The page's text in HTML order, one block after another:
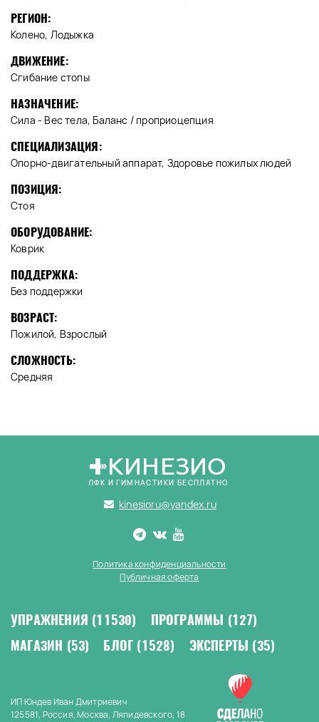
РЕГИОН:
Колено, Лодыжка
ДВИЖЕНИЕ:
Сгибание стопы
НАЗНАЧЕНИЕ:
Сила - Вес тела, Баланс / проприоцепция
СПЕЦИАЛИЗАЦИЯ:
Опорно-двигательный аппарат, Здоровье пожилых людей
ПОЗИЦИЯ:
Стоя
ОБОРУДОВАНИЕ:
Коврик
ПОДДЕРЖКА:
Без поддержки
ВОЗРАСТ:
Пожилой, Взрослый
СЛОЖНОСТЬ:
Средняя
КИНЕЗИО
ЛФК И ГИМНАСТИКИ БЕСПЛАТНО
kinesioru@yandex.ru
Политика конфиденциальности
Публичная оферта
УПРАЖНЕНИЯ (11530) ПРОГРАММЫ (127)
МАГАЗИН (53) БЛОГ (1528) ЭКСПЕРТЫ (35)
ИП Юндев Иван Дмитриевич
125581, Россия, Москва, Ляпидевского, 18